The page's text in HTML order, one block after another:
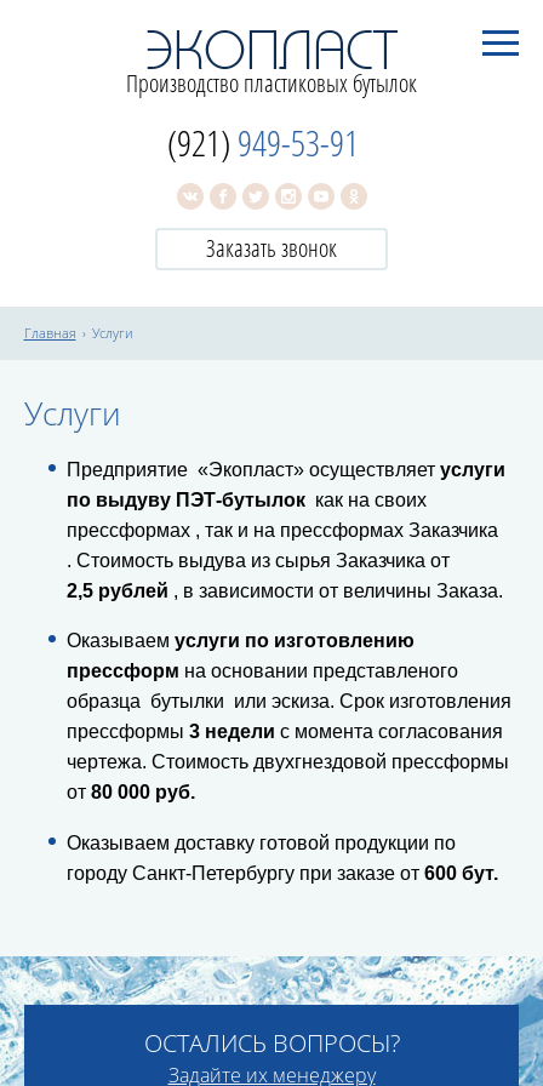
Производство пластиковых бутылок
(921)949-53-91
Заказать звонок
Главная Услуги
Услуги
Предприятие «Экопласт» осуществляет услуги
по выдуву ПЭТ-бутылок как на своих
прессформах , так и на прессформах Заказчика
. Стоимость выдува из сырья Заказчика от
2,5 рублей , в зависимости от величины Заказа.
Оказываем услуги по изготовлению
прессформ на основании представленого
образца бутылки или эскиза. Срок изготовления
прессформы 3 недели с момента согласования
чертежа. Стоимость двухгнездовой прессформы
от 80 000 руб.
Оказываем доставку готовой продукции по
городу Санкт-Петербургу при заказе от 600 бут.
ОСТАЛИСЬ ВОПРОСЫ?
Задайте их менеджеру